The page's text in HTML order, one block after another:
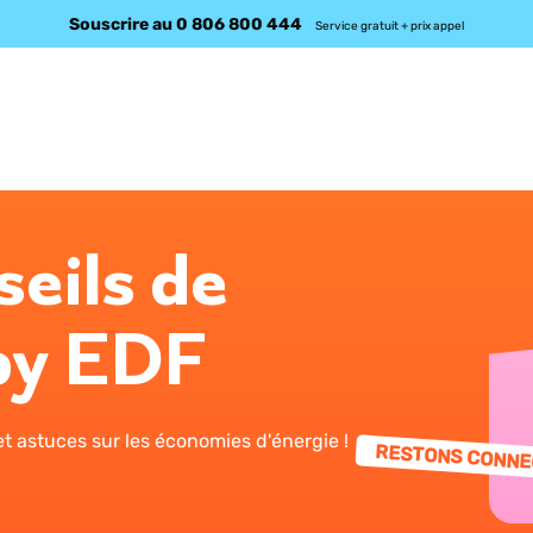
Service gratuit + prix appel
Souscrire au 0 806 800 444
de
EDF
astuces sur les économies d'énergie !
RESTONS